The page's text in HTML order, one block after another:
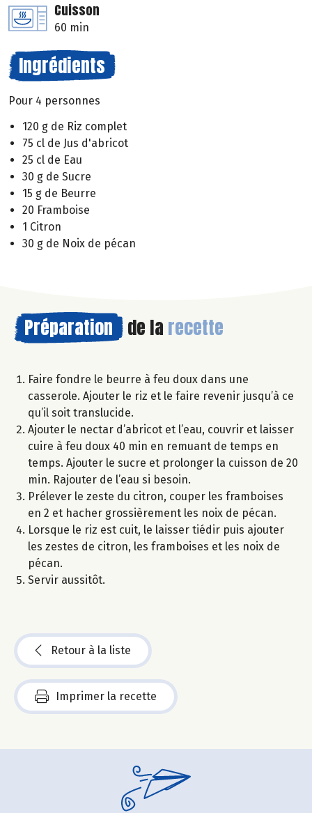
Cuisson
60 min
Ingrédients
Pour 4 personnes
120 g de Riz complet
75 cl de Jus d'abricot
25 cl de Eau
30 g de Sucre
15 g de Beurre
20 Framboise
1 Citron
30 g de Noix de pécan
Préparation de la recette
Faire fondre le beurre à feu doux dans une
casserole. Ajouter le riz et le faire revenir jusqu’à ce
qu’il soit translucide.
Ajouter le nectar d’abricot et l’eau, couvrir et laisser
cuire à feu doux 40 min en remuant de temps en
temps. Ajouter le sucre et prolonger la cuisson de 20
min. Rajouter de l’eau si besoin.
Prélever le zeste du citron, couper les framboises
en 2 et hacher grossièrement les noix de pécan.
Lorsque le riz est cuit, le laisser tiédir puis ajouter
les zestes de citron, les framboises et les noix de
pécan.
Servir aussitôt.
Retour à la liste
Imprimer la recette